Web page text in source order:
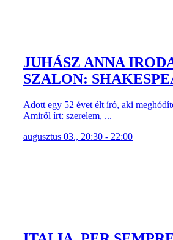
JUHÁSZ ANNA
SZALON:
Adott egy 52 évet élt író, aki
Amiről írt: szerelem, ...
augusztus 03., 20:30 - 22:00